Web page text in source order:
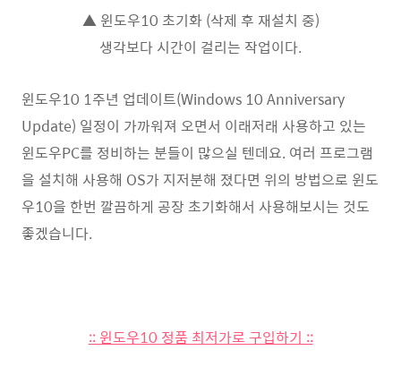
▲ 윈도우10 초기화 (삭제 후 재설치 중)
생각보다 시간이 걸리는 작업이다.
윈도우10 1주년 업데이트(Windows 10 Anniversary
Update) 일정이 가까워져 오면서 이래저래 사용하고 있는
윈도우PC를 정비하는 분들이 많으실 텐데요. 여러 프로그램
을 설치해 사용해 OS가 지저분해 졌다면 위의 방법으로 윈도
우10을 한번 깔끔하게 공장 초기화해서 사용해보시는 것도
좋겠습니다.
:: 윈도우10 정품 최저가로 구입하기 ::